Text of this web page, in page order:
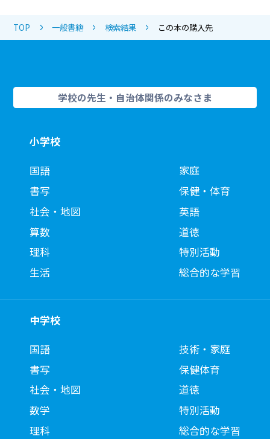
TOP 一般書籍 検索結果 この本の購入先
学校の先生・自治体関係のみなさま
小学校
国語
書写
社会・地図
算数
理科
生活
家庭
保健・体育
英語
道徳
特別活動
総合的な学習
中学校
国語
書写
社会・地図
数学
理科
技術・家庭
保健体育
道徳
特別活動
総合的な学習